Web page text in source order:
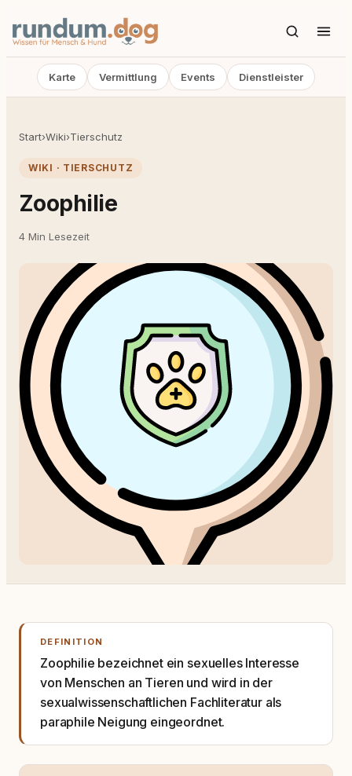
Karte Vermittlung Events Dienstleister
Start›Wiki›Tierschutz
WIKI · TIERSCHUTZ
Zoophilie
4 Min Lesezeit
DEFINITION
Zoophilie bezeichnet ein sexuelles Interesse
von Menschen an Tieren und wird in der
sexualwissenschaftlichen Fachliteratur als
paraphile Neigung eingeordnet.